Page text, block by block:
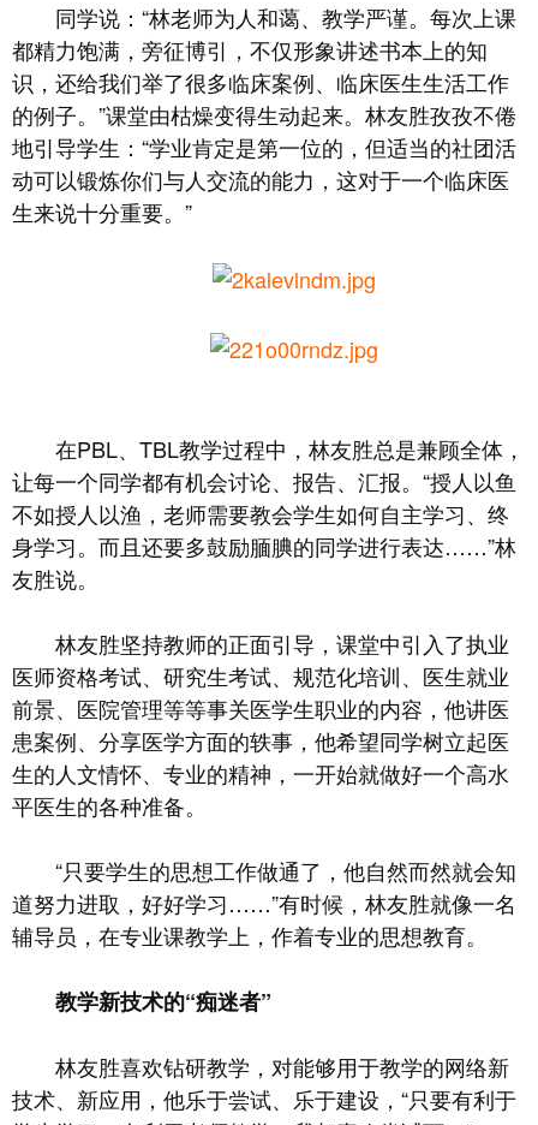
同学说：“林老师为人和蔼、教学严谨。每次上课
都精力饱满，旁征博引，不仅形象讲述书本上的知
识，还给我们举了很多临床案例、临床医生生活工作
的例子。”课堂由枯燥变得生动起来。林友胜孜孜不倦
地引导学生：“学业肯定是第一位的，但适当的社团活
动可以锻炼你们与人交流的能力，这对于一个临床医
生来说十分重要。”
在PBL、TBL教学过程中，林友胜总是兼顾全体，
让每一个同学都有机会讨论、报告、汇报。“授人以鱼
不如授人以渔，老师需要教会学生如何自主学习、终
身学习。而且还要多鼓励腼腆的同学进行表达……”林
友胜说。
林友胜坚持教师的正面引导，课堂中引入了执业
医师资格考试、研究生考试、规范化培训、医生就业
前景、医院管理等等事关医学生职业的内容，他讲医
患案例、分享医学方面的轶事，他希望同学树立起医
生的人文情怀、专业的精神，一开始就做好一个高水
平医生的各种准备。
“只要学生的思想工作做通了，他自然而然就会知
道努力进取，好好学习……”有时候，林友胜就像一名
辅导员，在专业课教学上，作着专业的思想教育。
教学新技术的“痴迷者”
林友胜喜欢钻研教学，对能够用于教学的网络新
技术、新应用，他乐于尝试、乐于建设，“只要有利于